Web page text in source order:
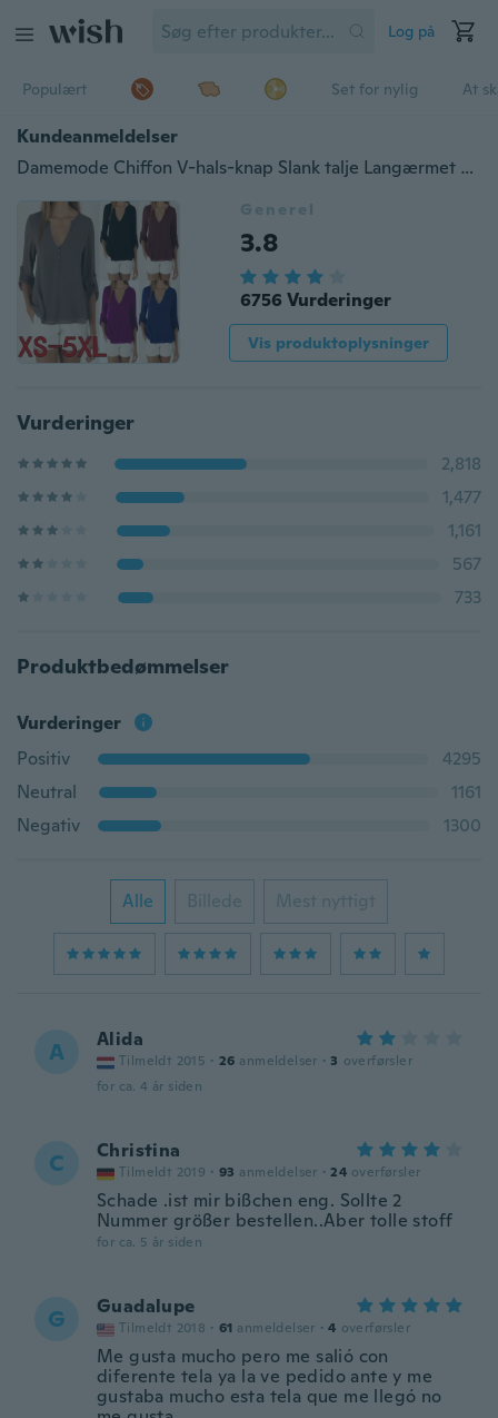
Log på
Populært Set for nylig At
Kundeanmeldelser
Damemode Chiffon V-hals-knap Slank talje Langærmet skjorte Toppe Plus størrelse XS-5XL
Generel
3.8
6756 Vurderinger
Vis produktoplysninger
Vurderinger
2,818
1,477
1,161
567
733
Produktbedømmelser
Vurderinger
Positiv
4295
Neutral
1161
Negativ
1300
Alle Billede Mest nyttigt
A Alida
Tilmeldt 2015 · 26 anmeldelser · 3 overførsler
for ca. 4 år siden
C Christina
Tilmeldt 2019 · 93 anmeldelser · 24 overførsler
Schade .ist mir bißchen eng. Sollte 2
Nummer größer bestellen..Aber tolle stoff
for ca. 5 år siden
G Guadalupe
Tilmeldt 2018 · 61 anmeldelser · 4 overførsler
Me gusta mucho pero me salió con
diferente tela ya la ve pedido ante y me
gustaba mucho esta tela que me llegó no